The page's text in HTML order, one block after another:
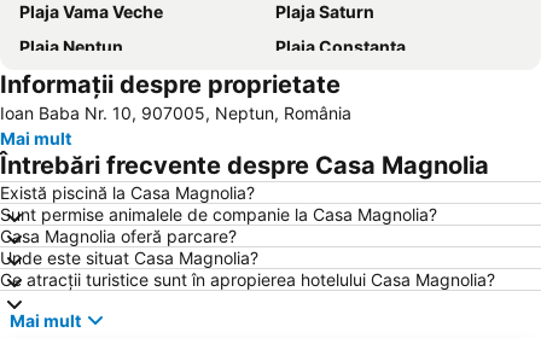
Plaja Vama Veche
Plaja Saturn
Plaja Neptun
Plaja Constanța
Gara Constanța
Plaja Venus
Portul Tomis
Epava
Plaja Olimp
Casa de Cultură
Delfinariu Constanța
Centru
Lacul Techirghiol
Obelisc Costinești
Gara Medgidia
Aqua Magic
Gara Mangalia
Plaja Krapets
Informații despre proprietate
Ioan Baba Nr. 10, 907005, Neptun, România
Mai mult
Întrebări frecvente despre Casa Magnolia
Există piscină la Casa Magnolia?
Sunt permise animalele de companie la Casa Magnolia?
Casa Magnolia oferă parcare?
Unde este situat Casa Magnolia?
Ce atracții turistice sunt în apropierea hotelului Casa Magnolia?
Mai mult